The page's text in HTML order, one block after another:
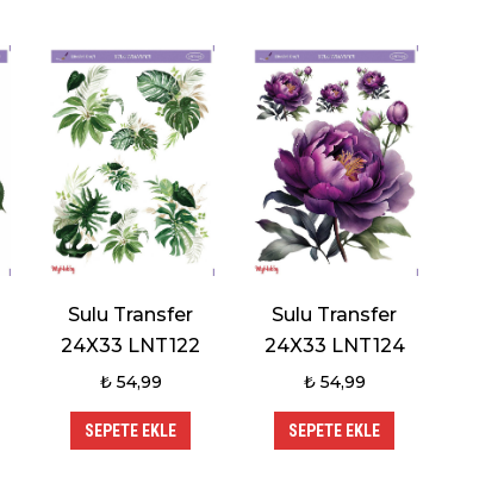
Sulu Transfer
24X33 LNT122
₺54,99
SEPETE EKLE
Sulu Transfer
24X33 LNT124
₺54,99
SEPETE EKLE